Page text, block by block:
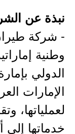
نبذة عن
- شركة
وطنية
الدولي
الإمارات
لعملياتها،